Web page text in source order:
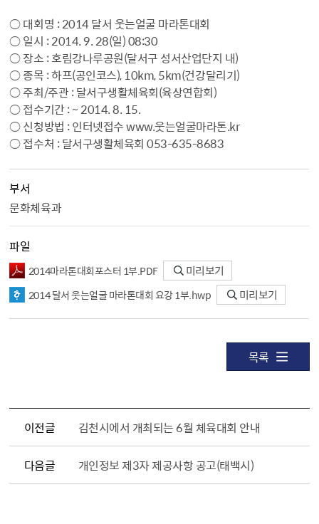
○ 대회명 : 2014 달서 웃는얼굴 마라톤대회
○ 일시 : 2014. 9. 28(일) 08:30
○ 장소 : 호림강나루공원(달서구 성서산업단지 내)
○ 종목 : 하프(공인코스), 10km, 5km(건강달리기)
○ 주최/주관 : 달서구생활체육회(육상연합회)
○ 접수기간 : ~ 2014. 8. 15.
○ 신청방법 : 인터넷접수 www.웃는얼굴마라톤.kr
○ 접수처 : 달서구생활체육회 053-635-8683
부서
문화체육과
파일
2014마라톤대회포스터 1부.PDF
미리보기
2014 달서 웃는얼굴 마라톤대회 요강 1부.hwp
미리보기
목록
이전글 김천시에서 개최되는 6월 체육대회 안내
다음글 개인정보 제3자 제공사항 공고(태백시)